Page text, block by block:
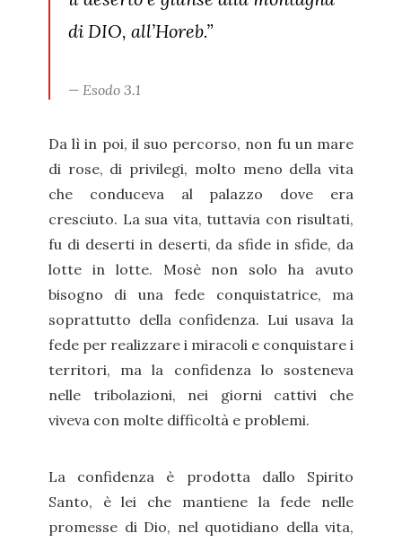
di DIO, all’Horeb.”
Esodo 3.1
Da lì in poi, il suo percorso, non fu un mare
di rose, di privilegi, molto meno della vita
che conduceva al palazzo dove era
cresciuto. La sua vita, tuttavia con risultati,
fu di deserti in deserti, da sfide in sfide, da
lotte in lotte. Mosè non solo ha avuto
bisogno di una fede conquistatrice, ma
soprattutto della confidenza. Lui usava la
fede per realizzare i miracoli e conquistare i
territori, ma la confidenza lo sosteneva
nelle tribolazioni, nei giorni cattivi che
viveva con molte difficoltà e problemi.
La confidenza è prodotta dallo Spirito
Santo, è lei che mantiene la fede nelle
promesse di Dio, nel quotidiano della vita,